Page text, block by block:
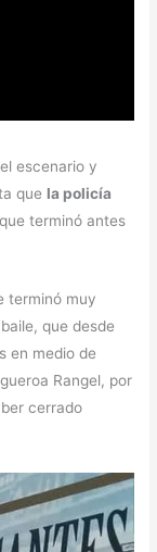
escenario y
que la policía
que terminó antes
terminó muy
que desde
en medio de
Rangel, por
cerrado